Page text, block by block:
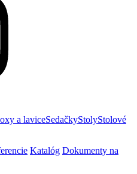
a laviceSedačkyStolyStolové
Katalóg Dokumenty na